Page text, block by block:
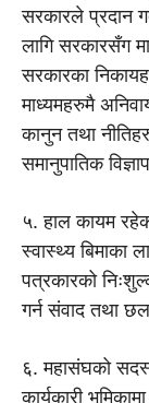
सरकारले प्रदान
लागि सरकारसँग
सरकारका
माध्यमहरुमै
कानुन तथा
समानुपातिक
५. हाल कायम
स्वास्थ्य बिमाका
पत्रकारको
गर्न संवाद तथा
६. महासंघको
कार्यकारी